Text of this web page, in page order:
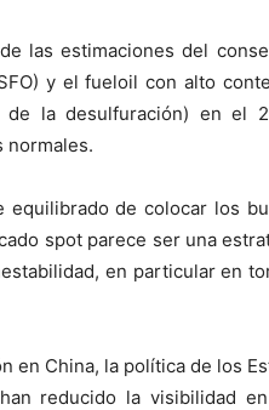
las estimaciones del
y el fueloil con alto
la desulfuración) en el
normales.
equilibrado de colocar los
spot parece ser una
en particular en
en China, la política de los
reducido la visibilidad